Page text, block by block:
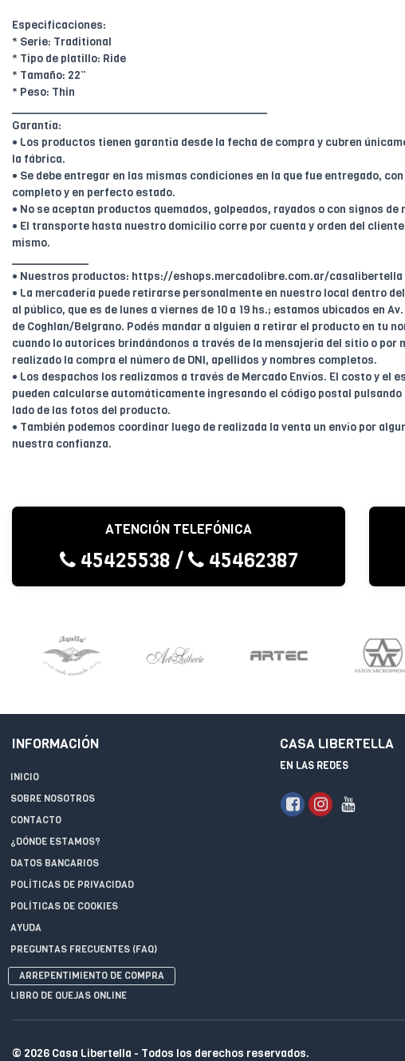
Especificaciones:
* Serie: Traditional
* Tipo de platillo: Ride
* Tamaño: 22”
* Peso: Thin
Garantía:
• Los productos tienen garantía desde la fecha de compra y cubren
la fábrica.
• Se debe entregar en las mismas condiciones en la que fue entregado,
completo y en perfecto estado.
• No se aceptan productos quemados, golpeados, rayados o con signos de
• El transporte hasta nuestro domicilio corre por cuenta y orden del
mismo.
• Nuestros productos: https://eshops.mercadolibre.com.ar/casalibertella
• La mercadería puede retirarse personalmente en nuestro local dentro
al público, que es de lunes a viernes de 10 a 19 hs.; estamos ubicados en
de Coghlan/Belgrano. Podés mandar a alguien a retirar el producto en tu
cuando lo autorices brindándonos a través de la mensajería del sitio o por
realizado la compra el número de DNI, apellidos y nombres completos.
• Los despachos los realizamos a través de Mercado Envíos. El costo y el
pueden calcularse automáticamente ingresando el código postal pulsando
lado de las fotos del producto.
• También podemos coordinar luego de realizada la venta un envío por
nuestra confianza.
ATENCIÓN TELEFÓNICA
45425538 / 45462387
INFORMACIÓN
INICIO
SOBRE NOSOTROS
CONTACTO
¿DÓNDE ESTAMOS?
DATOS BANCARIOS
POLÍTICAS DE PRIVACIDAD
POLÍTICAS DE COOKIES
AYUDA
PREGUNTAS FRECUENTES (FAQ)
ARREPENTIMIENTO DE COMPRA
LIBRO DE QUEJAS ONLINE
CASA LIBERTELLA
EN LAS REDES
© 2026 Casa Libertella - Todos los derechos reservados.